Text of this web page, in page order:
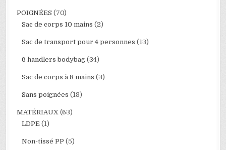
POIGNÉES (70)
Sac de corps 10 mains (2)
Sac de transport pour 4 personnes (13)
6 handlers bodybag (34)
Sac de corps à 8 mains (3)
Sans poignées (18)
MATÉRIAUX (63)
LDPE (1)
Non-tissé PP (5)